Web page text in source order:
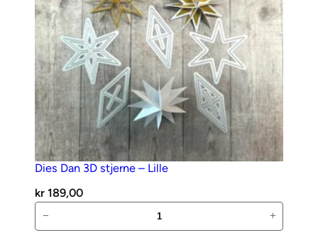
Dies Dan 3D stjerne – Lille
kr 189,00
Dan
− +